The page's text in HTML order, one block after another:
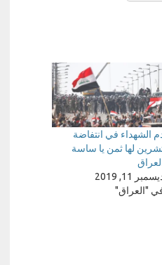
الشهداء في انتفاضة
لها ثمن يا ساسة
11, 2019
"العراق"